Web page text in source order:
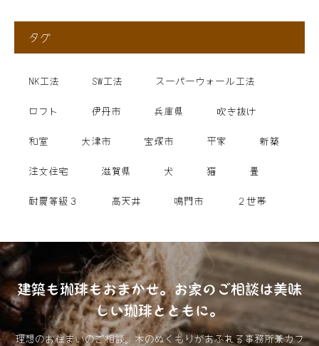
タグ
NK工法 SW工法 スーパーウォール工法
ロフト 伊丹市 兵庫県 吹き抜け
和室 大津市 宝塚市 平家 新築
注文住宅 滋賀県 犬 猫 畳
耐震等級３ 高天井 鳴門市 ２世帯
建築も珈琲もおまかせ。お家のご相談は美味
しい珈琲とともに。
理想のお住まいのご相談。木のぬくもりがあふれる事務所兼カフ